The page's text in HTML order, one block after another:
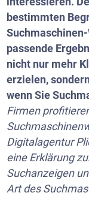
bestimmten
passende
nicht nur mehr
erzielen,
wenn Sie
Firmen
Digitalagentur
eine Erklärung
Suchanzeigen
Art des